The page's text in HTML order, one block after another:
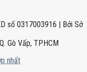
số 0317003916 | Bởi Sở
Gò Vấp, TPHCM
nhất